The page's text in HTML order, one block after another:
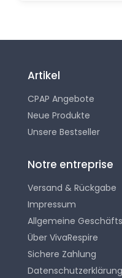
Artikel
CPAP Angebote
Neue Produkte
Unsere Bestseller
Notre entreprise
Versand & Rückgabe
Impressum
Allgemeine
Über VivaRespire
Sichere Zahlung